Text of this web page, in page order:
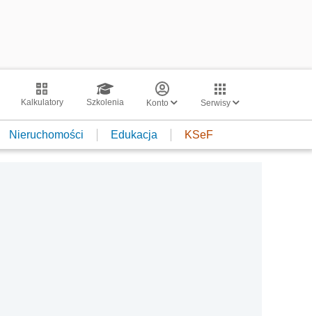
Kalkulatory Szkolenia Konto Serwisy
Nieruchomości Edukacja KSeF